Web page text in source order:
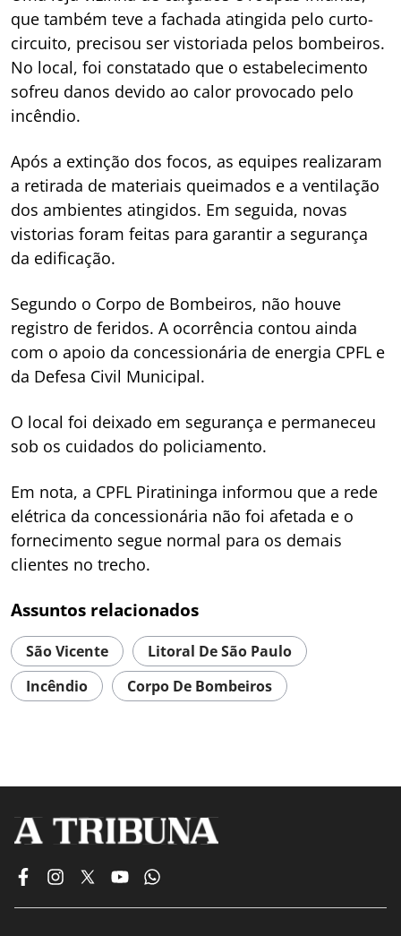
que também teve a fachada atingida pelo curto-
circuito, precisou ser vistoriada pelos bombeiros.
No local, foi constatado que o estabelecimento
sofreu danos devido ao calor provocado pelo
incêndio.
Após a extinção dos focos, as equipes realizaram
a retirada de materiais queimados e a ventilação
dos ambientes atingidos. Em seguida, novas
vistorias foram feitas para garantir a segurança
da edificação.
Segundo o Corpo de Bombeiros, não houve
registro de feridos. A ocorrência contou ainda
com o apoio da concessionária de energia CPFL e
da Defesa Civil Municipal.
O local foi deixado em segurança e permaneceu
sob os cuidados do policiamento.
Em nota, a CPFL Piratininga informou que a rede
elétrica da concessionária não foi afetada e o
fornecimento segue normal para os demais
clientes no trecho.
Assuntos relacionados
São Vicente
Litoral De São Paulo
Incêndio
Corpo De Bombeiros